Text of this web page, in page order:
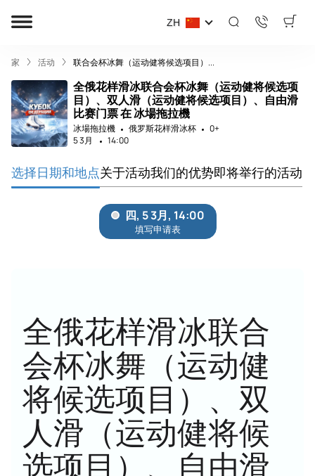
ZH
家 活动 联合会杯冰舞（运动健将候选项目）...
全俄花样滑冰联合会杯冰舞（运动健将候选项
目）、双人滑（运动健将候选项目）、自由滑
比赛门票 在 冰場拖拉機
冰場拖拉機 俄罗斯花样滑冰杯
0+
5 3月
14:00
选择日期和地点关于活动我们的优势即将举行的活动
全俄花样滑冰联合
会杯冰舞（运动健
将候选项目）、双
人滑（运动健将候
选项目）、自由滑